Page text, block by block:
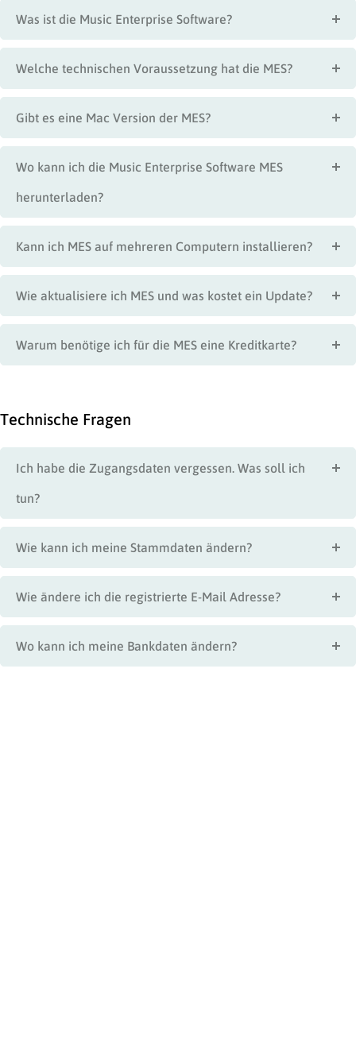
Was ist die Music Enterprise Software?
Welche technischen Voraussetzung hat die MES?
Gibt es eine Mac Version der MES?
Wo kann ich die Music Enterprise Software MES
herunterladen?
Kann ich MES auf mehreren Computern installieren?
Wie aktualisiere ich MES und was kostet ein Update?
Warum benötige ich für die MES eine Kreditkarte?
Technische Fragen
Ich habe die Zugangsdaten vergessen. Was soll ich
tun?
Wie kann ich meine Stammdaten ändern?
Wie ändere ich die registrierte E-Mail Adresse?
Wo kann ich meine Bankdaten ändern?